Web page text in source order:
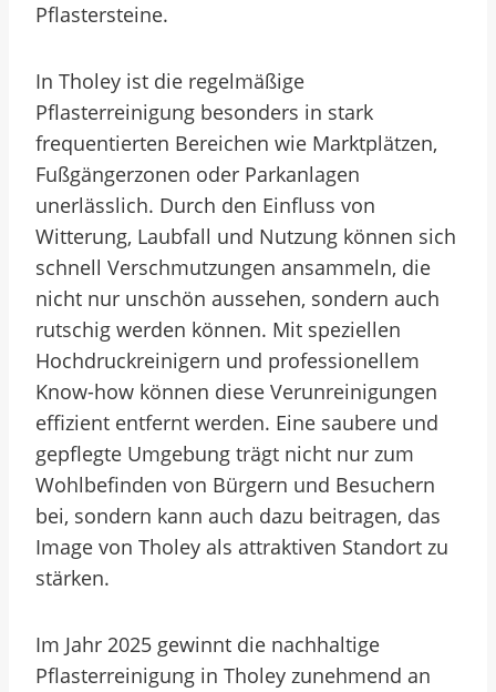
Pflastersteine.
In Tholey ist die regelmäßige
Pflasterreinigung besonders in stark
frequentierten Bereichen wie Marktplätzen,
Fußgängerzonen oder Parkanlagen
unerlässlich. Durch den Einfluss von
Witterung, Laubfall und Nutzung können sich
schnell Verschmutzungen ansammeln, die
nicht nur unschön aussehen, sondern auch
rutschig werden können. Mit speziellen
Hochdruckreinigern und professionellem
Know-how können diese Verunreinigungen
effizient entfernt werden. Eine saubere und
gepflegte Umgebung trägt nicht nur zum
Wohlbefinden von Bürgern und Besuchern
bei, sondern kann auch dazu beitragen, das
Image von Tholey als attraktiven Standort zu
stärken.
Im Jahr 2025 gewinnt die nachhaltige
Pflasterreinigung in Tholey zunehmend an